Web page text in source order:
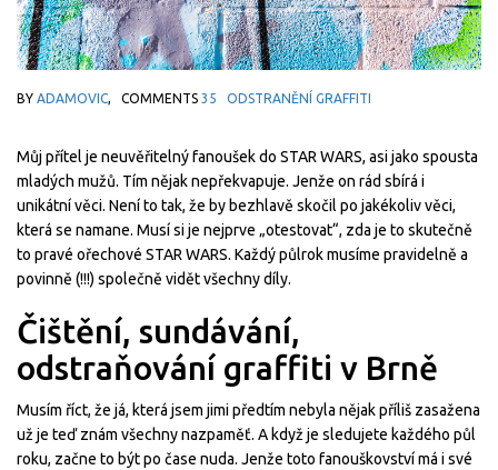
BY ADAMOVIC, COMMENTS 35 ODSTRANĚNÍ GRAFFITI
Můj přítel je neuvěřitelný fanoušek do STAR WARS, asi jako spousta
mladých mužů. Tím nějak nepřekvapuje. Jenže on rád sbírá i
unikátní věci. Není to tak, že by bezhlavě skočil po jakékoliv věci,
která se namane. Musí si je nejprve „otestovat“, zda je to skutečně
to pravé ořechové STAR WARS. Každý půlrok musíme pravidelně a
povinně (!!!) společně vidět všechny díly.
Čištění, sundávání,
odstraňování graffiti v Brně
Musím říct, že já, která jsem jimi předtím nebyla nějak příliš zasažena
už je teď znám všechny nazpaměť. A když je sledujete každého půl
roku, začne to být po čase nuda. Jenže toto fanouškovství má i své